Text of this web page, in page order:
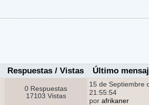
Respuestas /Vistas Último
0 Respuestas
17103 Vistas
15 de Septiembre
21:55:54
porafrikaner